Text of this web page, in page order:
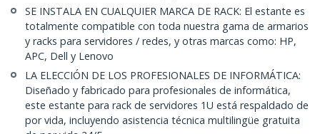
SE INSTALA EN CUALQUIER MARCA DE RACK: El estante es
totalmente compatible con toda nuestra gama de armarios
y racks para servidores / redes, y otras marcas como: HP,
APC, Dell y Lenovo
LA ELECCIÓN DE LOS PROFESIONALES DE INFORMÁTICA:
Diseñado y fabricado para profesionales de informática,
este estante para rack de servidores 1U está respaldado de
por vida, incluyendo asistencia técnica multilingüe gratuita